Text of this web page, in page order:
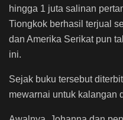
hingga 1 juta salinan
Tiongkok berhasil terjual
dan Amerika Serikat pun
ini.
Sejak buku tersebut
mewarnai untuk kalangan